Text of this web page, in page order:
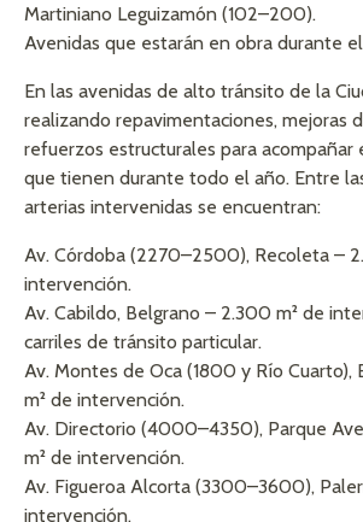
Martiniano Leguizamón (102–200).
Avenidas que estarán en obra durante
En las avenidas de alto tránsito de la
realizando repavimentaciones, mejoras
refuerzos estructurales para acompañar
que tienen durante todo el año. Entre
arterias intervenidas se encuentran:
Av. Córdoba (2270–2500), Recoleta –
intervención.
Av. Cabildo, Belgrano – 2.300 m² de
carriles de tránsito particular.
Av. Montes de Oca (1800 y Río Cuarto),
m² de intervención.
Av. Directorio (4000–4350), Parque
m² de intervención.
Av. Figueroa Alcorta (3300–3600),
intervención.